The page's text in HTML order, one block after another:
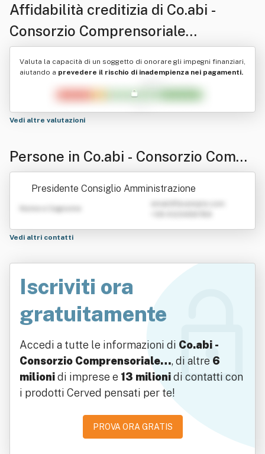
Affidabilità creditizia di Co.abi -
Consorzio Comprensoriale
Cooperative Di Abitazione - Soc Ieta'
Cooperativa "Co.abi Società
Cooperativa" - "Coabi Società
Cooperativa" - Co.abi.società C
Valuta la capacità di un soggetto di onorare gli impegni finanziari,
aiutando a prevedere il rischio di inadempienza nei pagamenti.
Vedi altre valutazioni
Persone in Co.abi - Consorzio Compr
ensoriale Cooperative Di Abitazione -
Soc Ieta' Cooperativa "Co.abi Società
Cooperativa" - "Coabi Società Coope
rativa" - Co.abi.società C Ooperativa"
Presidente Consiglio Amministrazione
Nome e Cognome
Vedi altri contatti
Iscriviti ora
gratuitamente
Accedi a tutte le informazioni di Co.abi -
Consorzio Comprensoriale…, di altre 6
milionidi imprese e 13 milionidi contatti con
i prodotti Cerved pensati per te!
PROVA ORA GRATIS